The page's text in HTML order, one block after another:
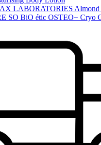
LABORATORIES Almond
SO BiO étic OSTEO+ Cryo